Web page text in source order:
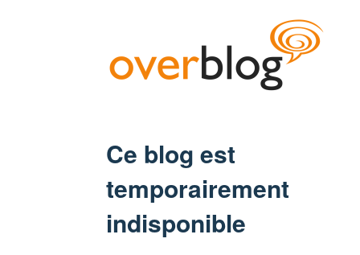
Ce blog est
temporairement
indisponible